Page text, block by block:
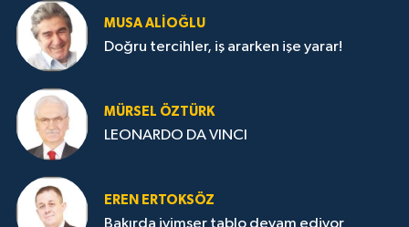
MUSA ALIOĞLU
Doğru tercihler, iş ararken işe yarar!
MÜRSEL ÖZTÜRK
LEONARDO DA VINCI
EREN ERTOKSÖZ